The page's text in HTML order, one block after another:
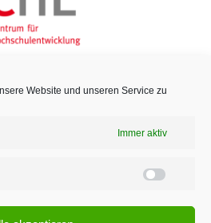
Website und unseren Service zu
Immer aktiv